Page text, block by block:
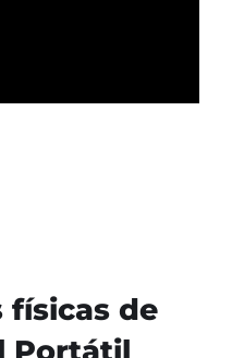
físicas de